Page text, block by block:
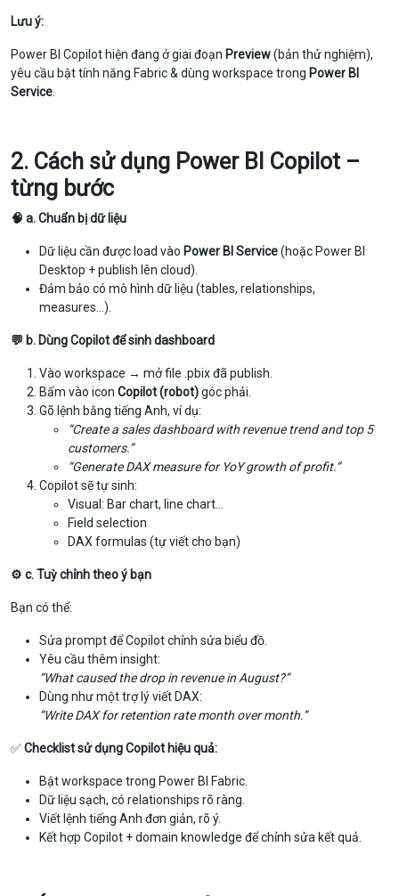
Lưu ý:
Power BI Copilot hiện đang ở giai đoạn Preview(bản thử nghiệm),
yêu cầu bật tính năng Fabric & dùng workspace trong Power BI
Service
2. Cách sử dụng Power BI Copilot –
từng bước
🧠 a. Chuẩn bị dữ liệu
Dữ liệu cần được load vào Power BI Service(hoặc Power BI
Desktop + publish lên cloud).
Đảm bảo có mô hình dữ liệu (tables, relationships,
measures…).
💬 b. Dùng Copilot để sinh dashboard
Vào workspace → mở file .pbix đã publish.
Bấm vào icon Copilot (robot)góc phải.
Gõ lệnh bằng tiếng Anh, ví dụ:
“Create a sales dashboard with revenue trend and top 5
customers.”
“Generate DAX measure for YoY growth of profit.”
Copilot sẽ tự sinh:
Visual: Bar chart, line chart…
Field selection
DAX formulas (tự viết cho bạn)
⚙️ c. Tuỳ chỉnh theo ý bạn
Bạn có thể:
Sửa prompt để Copilot chỉnh sửa biểu đồ.
Yêu cầu thêm insight:
“What caused the drop in revenue in August?”
Dùng như một trợ lý viết DAX:
“Write DAX for retention rate month over month.”
✅Checklist sử dụng Copilot hiệu quả:
Bật workspace trong Power BI Fabric.
Dữ liệu sạch, có relationships rõ ràng.
Viết lệnh tiếng Anh đơn giản, rõ ý.
Kết hợp Copilot + domain knowledge để chỉnh sửa kết quả.